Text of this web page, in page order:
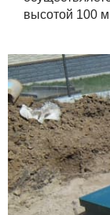
высотой 100